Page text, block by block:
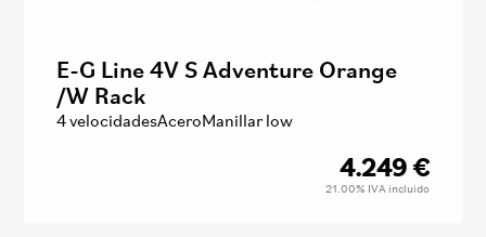
E-G Line 4V S Adventure Orange
/W Rack
4 velocidadesAceroManillar low
4.249 €
21.00% IVA incluido